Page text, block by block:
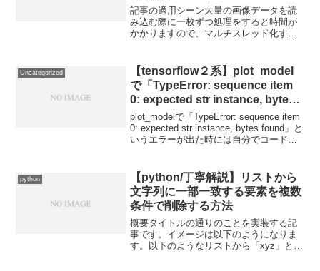
記事の適用シーン大量の画像データを読
み込む際に一枚ずつ処理をすると時間が
かかりますので、マルチスレッド化する
フト等）もマルチスレッド化できますの
で、その際にはさらにマル...
Uncategorized
【tensorflow２系】plot_model
で「TypeError: sequence item
0: expected str instance, bytes
found」というエラーが出た時の
対処法
plot_modelで「TypeError: sequence item
0: expected str instance, bytes found」と
いうエラーが出た時には自分でコードを
python
【python/丁寧解説】リストから
文字列に一部一致する要素を複数
条件で削除する方法
概要タイトルの通りのことを実装する記
事です。イメージは以下のようになりま
す。以下のようなリストから「xyz」と